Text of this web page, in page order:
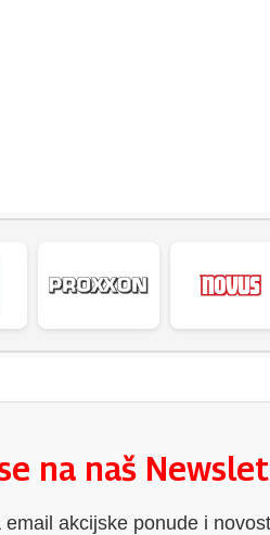
na naš
email akcijske ponude i